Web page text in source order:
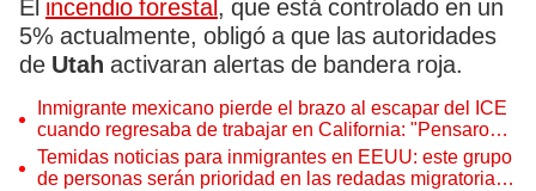
El incendio forestal, que está controlado en un
5% actualmente, obligó a que las autoridades
de Utah activaran alertas de bandera roja.
Inmigrante mexicano pierde el brazo al escapar del ICE
cuando regresaba de trabajar en California: "Pensaron
que estaba muerto"
Temidas noticias para inmigrantes en EEUU: este grupo
de personas serán prioridad en las redadas migratorias